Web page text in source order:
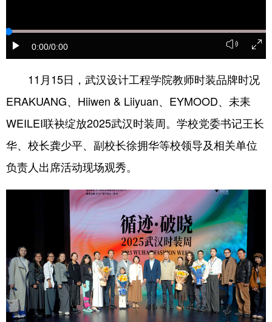
彩票 悦读
地方频道
北京 天津
辽宁 吉林 上海 江苏
福建 江西
河南 湖北 湖南
广东 广西 海南 重庆
四川 贵州 云南 西藏
0:00/0:00
11月15日，武汉设计工程学院教师时装品牌时况
ERAKUANG、Hiiwen & Liiyuan、EYMOOD、未耒
WEILEI联袂绽放2025武汉时装周。学校党委书记王长
华、校长龚少平、副校长徐拥华等校领导及相关单位
负责人出席活动现场观秀。